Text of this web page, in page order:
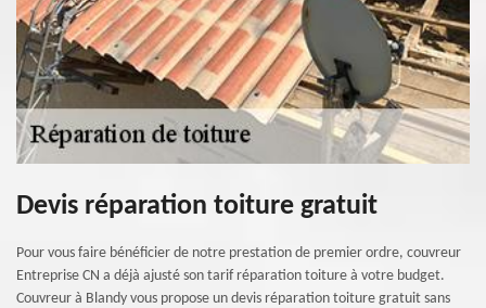
Devis réparation toiture gratuit
Pour vous faire bénéficier de notre prestation de premier ordre, couvreur
Entreprise CN a déjà ajusté son tarif réparation toiture à votre budget.
Couvreur à Blandy vous propose un devis réparation toiture gratuit sans